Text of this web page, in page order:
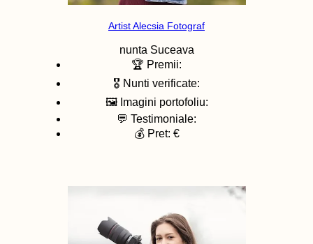
Artist Alecsia Fotograf
nunta Suceava
🏆 Premii:
🎖️ Nunti verificate:
🖼️ Imagini portofoliu:
💬 Testimoniale:
💰 Pret: €